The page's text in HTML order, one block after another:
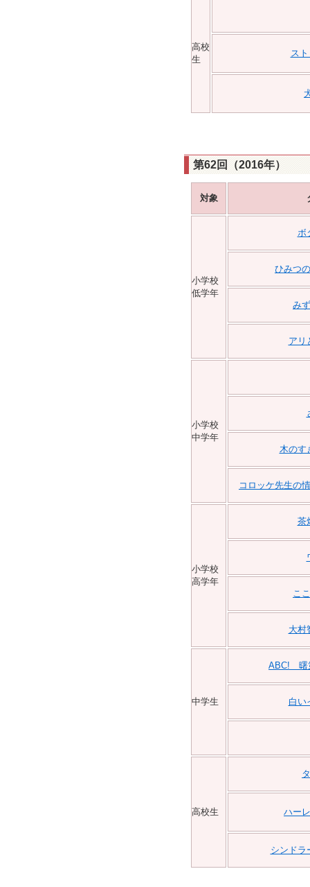
高校
生
ス
第62回（2016年）
対象
小学校
低学年
ボ
ひみつ
み
アリ
小学校
中学年
木のす
コロッケ先生の
小学校
高学年
茶
こ
大村
中学生
ABC! 曙
白い
高校生 ハー
シンドラ